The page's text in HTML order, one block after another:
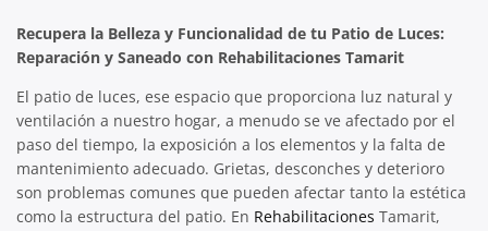
Recupera la Belleza y Funcionalidad de tu Patio de Luces:
Reparación y Saneado con Rehabilitaciones Tamarit
El patio de luces, ese espacio que proporciona luz natural y
ventilación a nuestro hogar, a menudo se ve afectado por el
paso del tiempo, la exposición a los elementos y la falta de
mantenimiento adecuado. Grietas, desconches y deterioro
son problemas comunes que pueden afectar tanto la estética
como la estructura del patio. En Rehabilitaciones Tamarit,